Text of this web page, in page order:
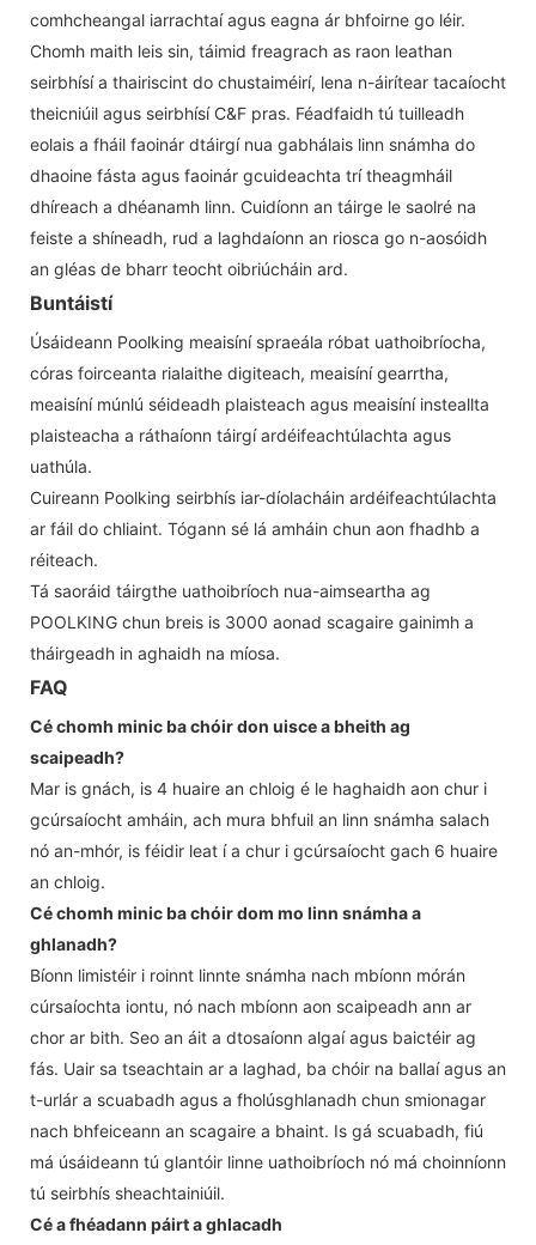
comhcheangal iarrachtaí agus eagna ár bhfoirne go léir.
Chomh maith leis sin, táimid freagrach as raon leathan
seirbhísí a thairiscint do chustaiméirí, lena n-áirítear tacaíocht
theicniúil agus seirbhísí C&F pras. Féadfaidh tú tuilleadh
eolais a fháil faoinár dtáirgí nua gabhálais linn snámha do
dhaoine fásta agus faoinár gcuideachta trí theagmháil
dhíreach a dhéanamh linn. Cuidíonn an táirge le saolré na
feiste a shíneadh, rud a laghdaíonn an riosca go n-aosóidh
an gléas de bharr teocht oibriúcháin ard.
Buntáistí
Úsáideann Poolking meaisíní spraeála róbat uathoibríocha,
córas foirceanta rialaithe digiteach, meaisíní gearrtha,
meaisíní múnlú séideadh plaisteach agus meaisíní insteallta
plaisteacha a ráthaíonn táirgí ardéifeachtúlachta agus
uathúla.
Cuireann Poolking seirbhís iar-díolacháin ardéifeachtúlachta
ar fáil do chliaint. Tógann sé lá amháin chun aon fhadhb a
réiteach.
Tá saoráid táirgthe uathoibríoch nua-aimseartha ag
POOLKING chun breis is 3000 aonad scagaire gainimh a
tháirgeadh in aghaidh na míosa.
FAQ
Cé chomh minic ba chóir don uisce a bheith ag
scaipeadh?
Mar is gnách, is 4 huaire an chloig é le haghaidh aon chur i
gcúrsaíocht amháin, ach mura bhfuil an linn snámha salach
nó an-mhór, is féidir leat í a chur i gcúrsaíocht gach 6 huaire
an chloig.
Cé chomh minic ba chóir dom mo linn snámha a
ghlanadh?
Bíonn limistéir i roinnt linnte snámha nach mbíonn mórán
cúrsaíochta iontu, nó nach mbíonn aon scaipeadh ann ar
chor ar bith. Seo an áit a dtosaíonn algaí agus baictéir ag
fás. Uair sa tseachtain ar a laghad, ba chóir na ballaí agus an
t-urlár a scuabadh agus a fholúsghlanadh chun smionagar
nach bhfeiceann an scagaire a bhaint. Is gá scuabadh, fiú
má úsáideann tú glantóir linne uathoibríoch nó má choinníonn
tú seirbhís sheachtainiúil.
Cé a fhéadann páirt a ghlacadh